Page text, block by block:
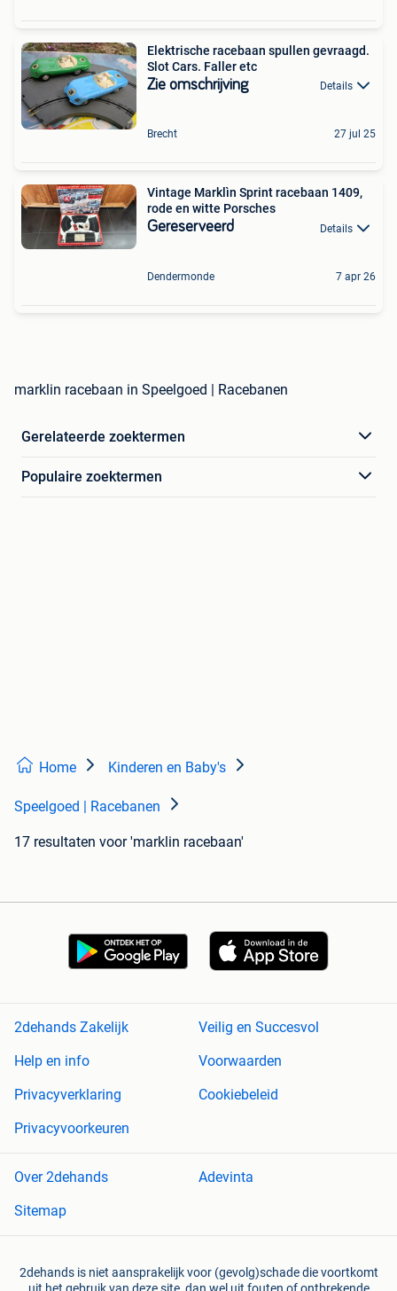
Elektrische racebaan spullen gevraagd.
Slot Cars. Faller etc
Zie omschrijving Details
Brecht 27 jul 25
Vintage Marklìn Sprint racebaan 1409,
rode en witte Porsches
Gereserveerd Details
Dendermonde 7 apr 26
marklin racebaan in Speelgoed | Racebanen
Gerelateerde zoektermen
Populaire zoektermen
Home Kinderen en Baby's
Speelgoed | Racebanen
17 resultaten voor 'marklin racebaan'
2dehands Zakelijk
Veilig en Succesvol
Help en info
Voorwaarden
Privacyverklaring
Cookiebeleid
Privacyvoorkeuren
Over 2dehands
Adevinta
Sitemap
2dehands is niet aansprakelijk voor (gevolg)schade die voortkomt